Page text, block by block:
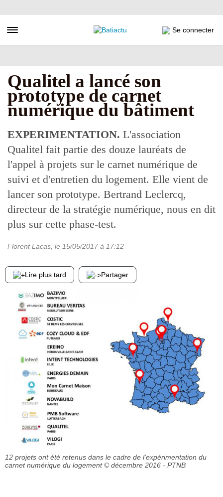
au
principal
Toggle navigation Se connecter
Qualitel a lancé son
prototype de carnet
numérique du bâtiment
EXPERIMENTATION. L'association
Qualitel fait partie des douze lauréats de
l'appel à projets sur le carnet numérique de
suivi et d'entretien du logement. Elle vient de
lancer son prototype. Bertrand Leclercq,
directeur de la stratégie numérique, nous en dit
plus sur cette phase-test.
Florent Lacas , le 15/05/2017 à 17:12
Lire plus tard Partager
12 projets ont été retenus dans le cadre de l'expérimentation du
carnet numérique du logement © décembre 2016 - PTNB